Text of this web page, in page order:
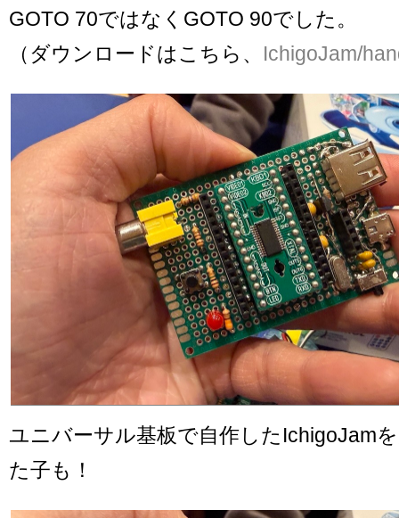
GOTO 70ではなくGOTO 90でした。
（ダウンロードはこちら、 IchigoJam/
ユニバーサル基板で自作したIchigoJam
た子も！